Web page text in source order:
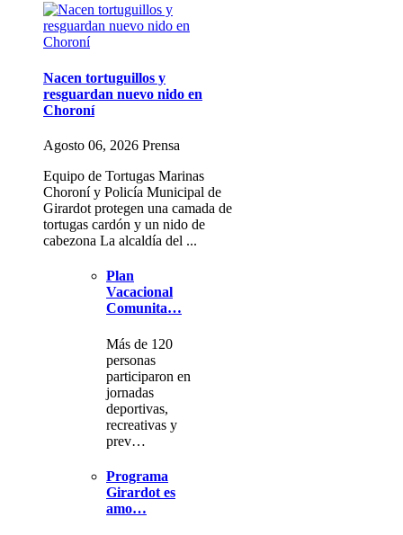
Nacen tortuguillos y
resguardan nuevo nido en
Choroní
Agosto 06, 2026 Prensa
Equipo de Tortugas Marinas
Choroní y Policía Municipal de
Girardot protegen una camada de
tortugas cardón y un nido de
cabezona La alcaldía del ...
Plan
Vacacional
Comunita…
Más de 120
personas
participaron en
jornadas
deportivas,
recreativas y
prev…
Programa
Girardot es
amo…